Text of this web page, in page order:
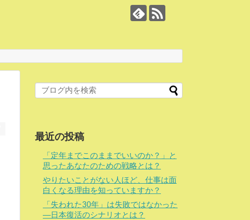
最近の投稿
「定年までこのままでいいのか？」と
思ったあなたのための戦略とは？
やりたいことがない人ほど、仕事は面
白くなる理由を知っていますか？
「失われた30年」は失敗ではなかった
―日本復活のシナリオとは？